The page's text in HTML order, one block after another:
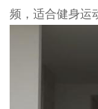
频，适合健身运